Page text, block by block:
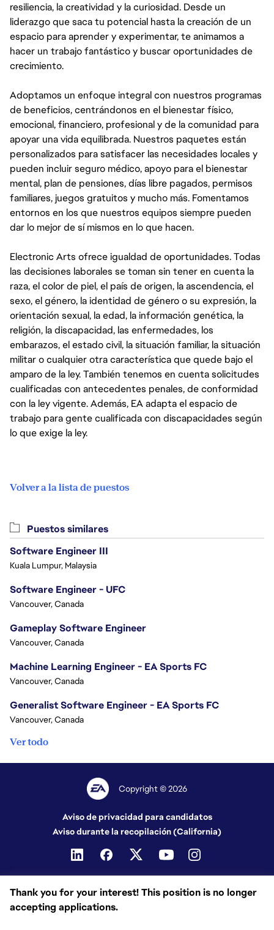
resiliencia, la creatividad y la curiosidad. Desde un
liderazgo que saca tu potencial hasta la creación de un
espacio para aprender y experimentar, te animamos a
hacer un trabajo fantástico y buscar oportunidades de
crecimiento.
Adoptamos un enfoque integral con nuestros programas
de beneficios, centrándonos en el bienestar físico,
emocional, financiero, profesional y de la comunidad para
apoyar una vida equilibrada. Nuestros paquetes están
personalizados para satisfacer las necesidades locales y
pueden incluir seguro médico, apoyo para el bienestar
mental, plan de pensiones, días libre pagados, permisos
familiares, juegos gratuitos y mucho más. Fomentamos
entornos en los que nuestros equipos siempre pueden
dar lo mejor de sí mismos en lo que hacen.
Electronic Arts ofrece igualdad de oportunidades. Todas
las decisiones laborales se toman sin tener en cuenta la
raza, el color de piel, el país de origen, la ascendencia, el
sexo, el género, la identidad de género o su expresión, la
orientación sexual, la edad, la información genética, la
religión, la discapacidad, las enfermedades, los
embarazos, el estado civil, la situación familiar, la situación
militar o cualquier otra característica que quede bajo el
amparo de la ley. También tenemos en cuenta solicitudes
cualificadas con antecedentes penales, de conformidad
con la ley vigente. Además, EA adapta el espacio de
trabajo para gente cualificada con discapacidades según
lo que exige la ley.
Volver a la lista de puestos
Thank you for your interest! This position is no longer
accepting applications.
Puestos similares
Software Engineer III
Kuala Lumpur, Malaysia
Software Engineer - UFC
Vancouver, Canada
Gameplay Software Engineer
Vancouver, Canada
Machine Learning Engineer - EA Sports FC
Vancouver, Canada
Generalist Software Engineer - EA Sports FC
Vancouver, Canada
Ver todo
Copyright © 2026
Aviso de privacidad para candidatos
Aviso durante la recopilación (California)